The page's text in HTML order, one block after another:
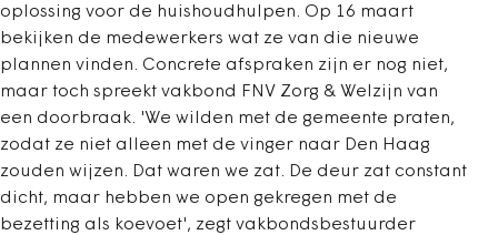
oplossing voor de huishoudhulpen. Op 16 maart
bekijken de medewerkers wat ze van die nieuwe
plannen vinden. Concrete afspraken zijn er nog niet,
maar toch spreekt vakbond FNV Zorg & Welzijn van
een doorbraak. 'We wilden met de gemeente praten,
zodat ze niet alleen met de vinger naar Den Haag
zouden wijzen. Dat waren we zat. De deur zat constant
dicht, maar hebben we open gekregen met de
bezetting als koevoet', zegt vakbondsbestuurder